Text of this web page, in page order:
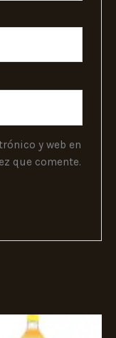
y web en
que comente.